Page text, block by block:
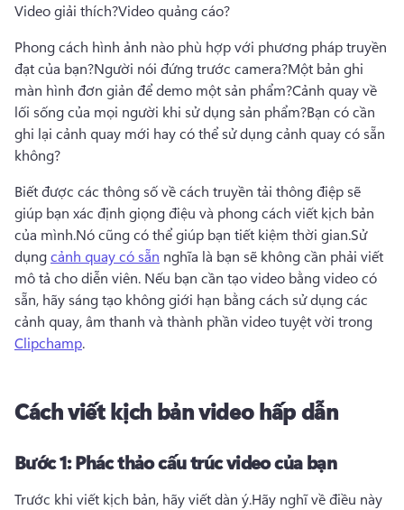
Video giải thích?Video quảng cáo?
Phong cách hình ảnh nào phù hợp với phương pháp truyền
đạt của bạn?Người nói đứng trước camera?Một bản ghi
màn hình đơn giản để demo một sản phẩm?Cảnh quay về
lối sống của mọi người khi sử dụng sản phẩm?Bạn có cần
ghi lại cảnh quay mới hay có thể sử dụng cảnh quay có sẵn
không?
Biết được các thông số về cách truyền tải thông điệp sẽ
giúp bạn xác định giọng điệu và phong cách viết kịch bản
của mình.Nó cũng có thể giúp bạn tiết kiệm thời gian.Sử
dụng cảnh quay có sẵn nghĩa là bạn sẽ không cần phải viết
mô tả cho diễn viên. Nếu bạn cần tạo video bằng video có
sẵn, hãy sáng tạo không giới hạn bằng cách sử dụng các
cảnh quay, âm thanh và thành phần video tuyệt vời trong
Clipchamp.
Cách viết kịch bản video hấp dẫn
Bước 1:Phác thảo cấu trúc video của bạn
Trước khi viết kịch bản, hãy viết dàn ý.Hãy nghĩ về điều này